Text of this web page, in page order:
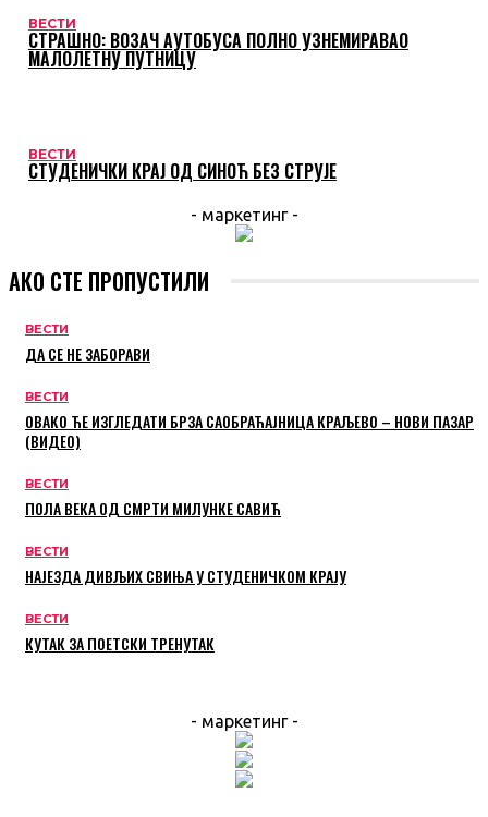
ВЕСТИ
СТРАШНО: ВОЗАЧ АУТОБУСА ПОЛНО УЗНЕМИРАВАО
МАЛОЛЕТНУ ПУТНИЦУ
ВЕСТИ
СТУДЕНИЧКИ КРАЈ ОД СИНОЋ БЕЗ СТРУЈЕ
- маркетинг -
АКО СТЕ ПРОПУСТИЛИ
ВЕСТИ
ДА СЕ НЕ ЗАБОРАВИ
ВЕСТИ
ОВАКО ЋЕ ИЗГЛЕДАТИ БРЗА САОБРАЋАЈНИЦА КРАЉЕВО – НОВИ ПАЗАР
(ВИДЕО)
ВЕСТИ
ПОЛА ВЕКА ОД СМРТИ МИЛУНКЕ САВИЋ
ВЕСТИ
НАЈЕЗДА ДИВЉИХ СВИЊА У СТУДЕНИЧКОМ КРАЈУ
ВЕСТИ
КУТАК ЗА ПОЕТСКИ ТРЕНУТАК
- маркетинг -